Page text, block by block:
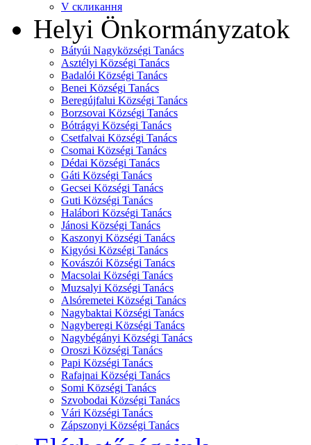
V скликання
Helyi Önkormányzatok
Bátyúi Nagyközségi Tanács
Asztélyi Községi Tanács
Badalói Községi Tanács
Benei Községi Tanács
Beregújfalui Községi Tanács
Borzsovai Községi Tanács
Bótrágyi Községi Tanács
Csetfalvai Községi Tanács
Csomai Községi Tanács
Dédai Községi Tanács
Gáti Községi Tanács
Gecsei Községi Tanács
Guti Községi Tanács
Halábori Községi Tanács
Jánosi Községi Tanács
Kaszonyi Községi Tanács
Kigyósi Községi Tanács
Kovászói Községi Tanács
Macsolai Községi Tanács
Muzsalyi Községi Tanács
Alsóremetei Községi Tanács
Nagybaktai Községi Tanács
Nagyberegi Községi Tanács
Nagybégányi Községi Tanács
Oroszi Községi Tanács
Papi Községi Tanács
Rafajnai Községi Tanács
Somi Községi Tanács
Szvobodai Községi Tanács
Vári Községi Tanács
Zápszonyi Községi Tanács